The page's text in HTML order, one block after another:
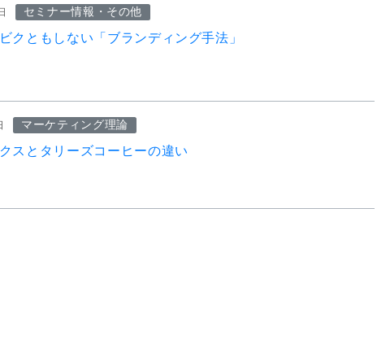
セミナー情報・その他
クともしない「ブランディング手法」
マーケティング理論
スとタリーズコーヒーの違い